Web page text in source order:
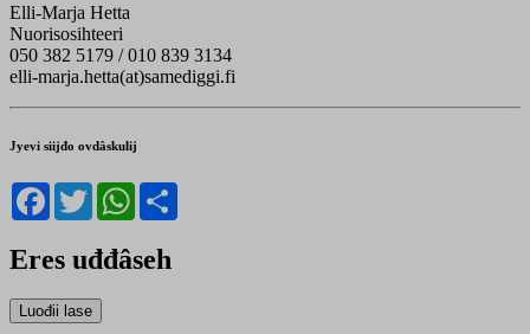
Elli-Marja Hetta
Nuorisosihteeri
050 382 5179 / 010 839 3134
elli-marja.hetta(at)samediggi.fi
Jyevi siijđo ovdâskulij
Facebook
TwitterWhatsApp
Eres uđđâseh